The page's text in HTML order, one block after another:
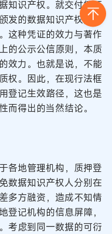
知识产权。就交付凭证
发的数据知识产权凭证
这种凭证的效力与著作
的公示公信原则，本质
效力。也就是说，不能
权。因此，在现行法框
登记生效路径，这也是
而得出的当然结论。
各地管理机构，质押登
数据知识产权人分别在
多方融资，造成不知情
登记机构的信息屏障，
考虑到同一数据的可衍